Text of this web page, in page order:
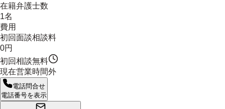
在籍弁護士数
1名
費用
初回面談相談料
0円
初回相談無料
現在営業時間外
電話問合せ
電話番号を表示